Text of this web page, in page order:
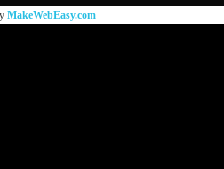
MakeWebEasy.com